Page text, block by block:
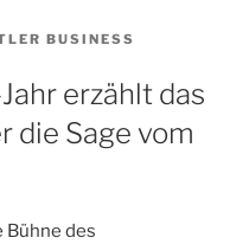
BUSINESS
erzählt das
die Sage vom
des